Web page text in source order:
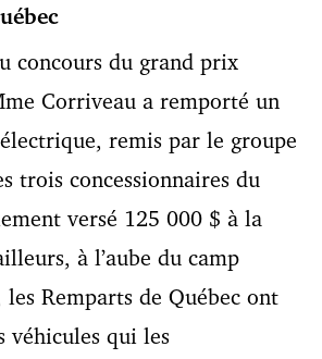
concours du grand prix
Corriveau a remporté un
remis par le groupe
trois concessionnaires du
versé 125 000 $ à la
à l’aube du camp
les Remparts de Québec ont
véhicules qui les